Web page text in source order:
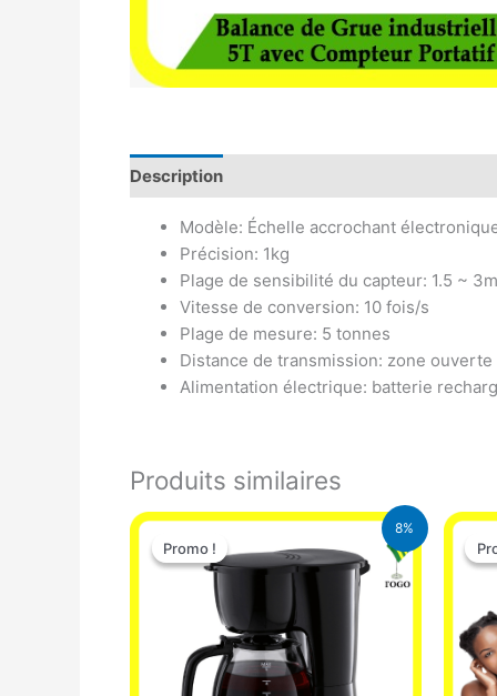
Description
Modèle: Échelle accrochant
Précision: 1kg
Plage de sensibilité du capteur: 1.5 ~
Vitesse de conversion: 10 fois/s
Plage de mesure: 5 tonnes
Distance de transmission: zone ouverte
Alimentation électrique: batterie
Produits similaires
8%
Promo !
Promo !
Le
initial
était :
25.000 CFA.
Le
actuel
est :
23.000 CFA.